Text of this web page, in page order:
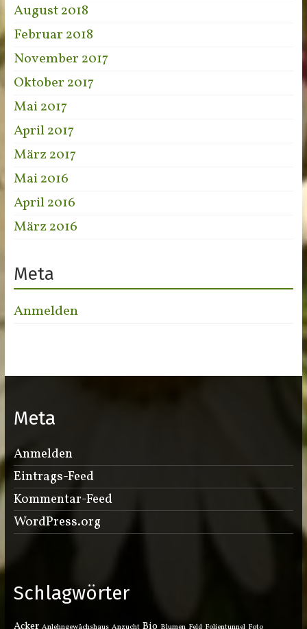
August 2018
Februar 2018
November 2017
Oktober 2017
Mai 2017
April 2017
März 2017
Mai 2016
April 2016
März 2016
Meta
Anmelden
Meta
Anmelden
Eintrags-Feed
Kommentar-Feed
WordPress.org
Schlagwörter